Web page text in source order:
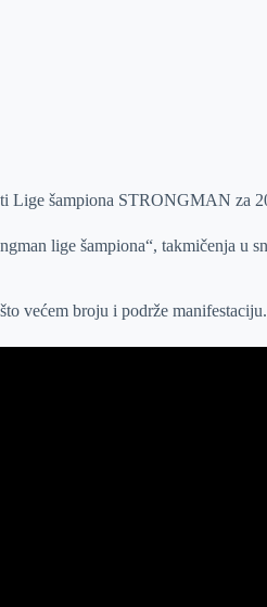
Lige šampiona STRONGMAN za
lige šampiona“, takmičenja u
većem broju i podrže manifestaciju.